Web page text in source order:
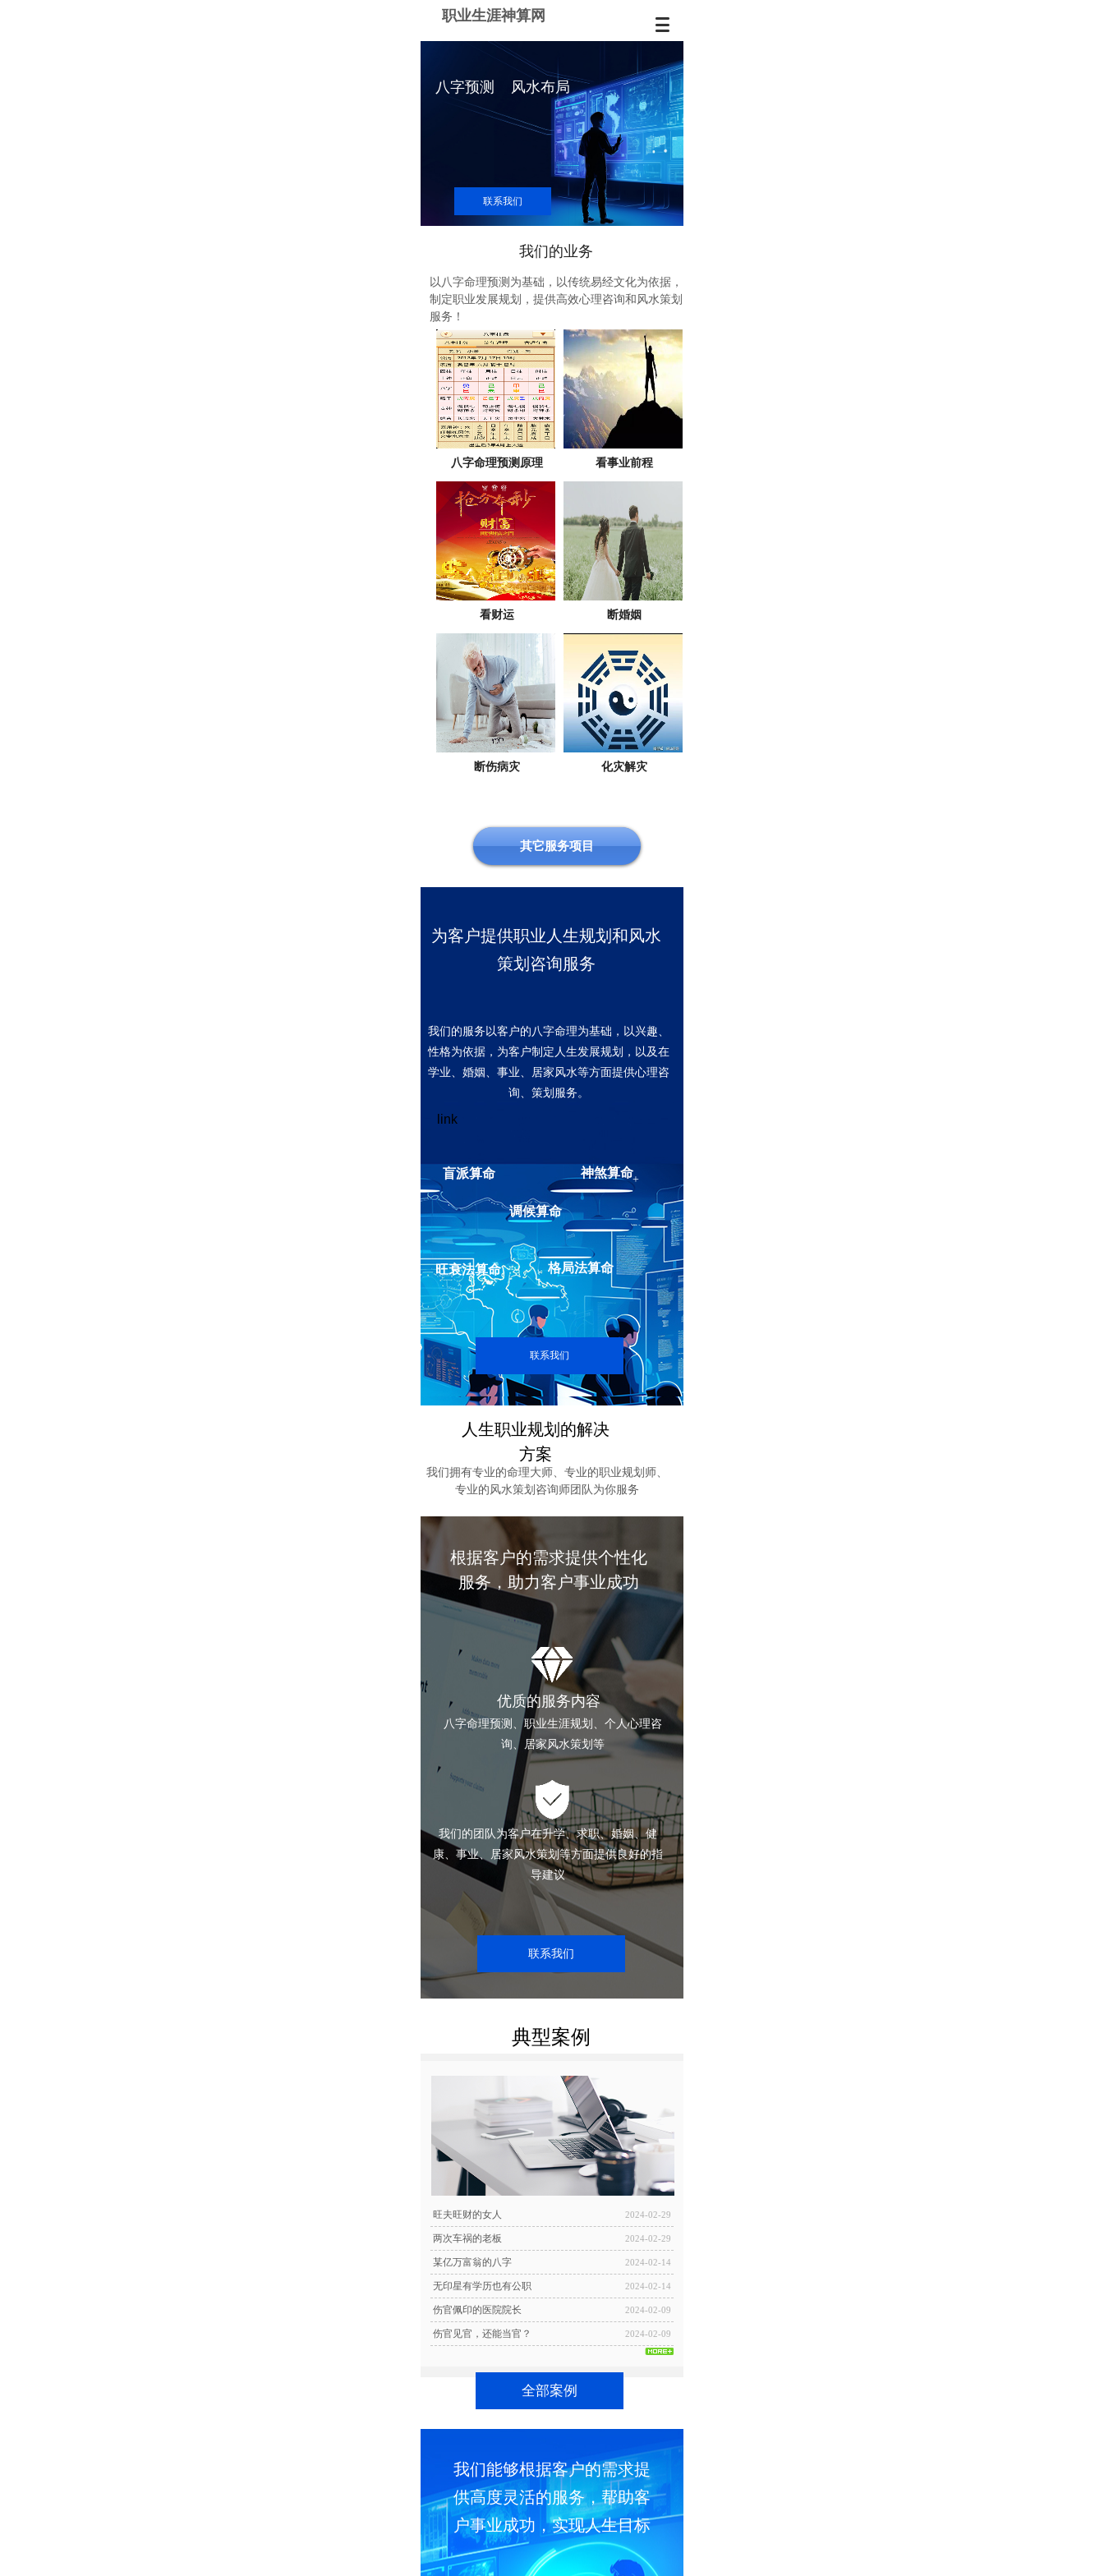
职业生涯神算网
八字预测 风水布局
联系我们
以八字命理预测为基础，以传统易经文化为依据，
制定职业发展规划，提供高效心理咨询和 风水策划
服务！
八字命理预测原理 看事业前程
看财运 断婚姻
断伤病灾 化灾解灾
我们的业务
其它服务项目
致力于为客户提供高质量的职业
人生规划和风水策划咨询服务
联系我们
理的人生发展规划，以及在学业、婚姻、事业、
居家风水等方面提供心理咨询、策划服务。
神煞算命
我们的服务以客户的八字命理为基础，以兴趣、
性格为依据，为客户制定人生发展规划，以及在
学业、婚姻、事业、居家风水等方面提供心理咨
询、策划服务。
神煞算命
为客户提供职业人生规划和风水
策划咨询服务
联系我们
+
格局法算命
盲派算命
旺衰法算命
调候算命
+
格局法算命
人生职业规划的解决
方案
我们拥有专业的命理大师、专业的职业规划师、
专业的风水策划咨询师团队为你服务
我们的团队为客户在升学、求职、婚姻、健
康、事业、居家风水策划等方面提供良好的指
导建议
八字命理预测、职业生涯规划、个人心理咨
询、居家风水策划等
优质的服务内容
联系我们
根据客户的需求提供个性化
服务，助力客户事业成功
典型案例
较高科学性
我们的团队有专业的命理大师，专业的职业规
划师，专业的高报师...共同协作，为客户制定
科学的职业人生发展规划
旺夫旺财的女人 2024-02-29
两次车祸的老板 2024-02-29
某亿万富翁的八字 2024-02-14
无印星有学历也有公职 2024-02-14
伤官佩印的医院院长 2024-02-09
伤官见官，还能当官？ 2024-02-09
全部案例
我们能够根据客户的需求提
供高度灵活的服务，帮助客
户事业成功，实现人生目标